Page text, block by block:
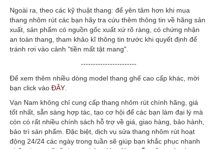
Ngoài ra, theo các kỹ thuật thang: để yên tâm hơn khi mua
thang nhôm rút các bạn hãy tra cứu thêm thông tin về hãng sản
xuất, sản phẩm có nguồn gốc xuất xứ rõ ràng, có chứng nhận
an toàn thang, tham khảo kĩ thông tin trước khi quyết định để
tránh rơi vào cảnh "tiền mất tật mang".
-----------------------
Để xem thêm nhiều dòng model thang ghế cao cấp khác, mời
bạn click vào ĐÂY
Vạn Nam không chỉ cung cấp thang nhôm rút chính hãng, giá
tốt nhất, sẵn sàng hợp tác, tạo cơ hội để các bạn làm đại lý mà
còn có rất nhiều chính sách hỗ trợ về giá, giao hàng, bảo hành,
bảo trì sản phẩm. Đặc biệt, dịch vụ sửa thang nhôm rút hoạt
động 24/24 các ngày trong tuần sẽ giúp bạn khắc phục nhanh